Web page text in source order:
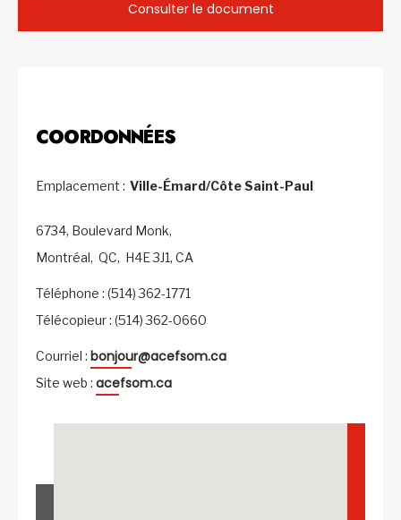
Consulter le document
COORDONNÉES
Emplacement : Ville-Émard/Côte Saint-Paul
6734, Boulevard Monk,
Montréal, QC, H4E 3J1, CA
Téléphone : (514) 362-1771
Télécopieur : (514) 362-0660
Courriel : bonjour@acefsom.ca
Site web : acefsom.ca